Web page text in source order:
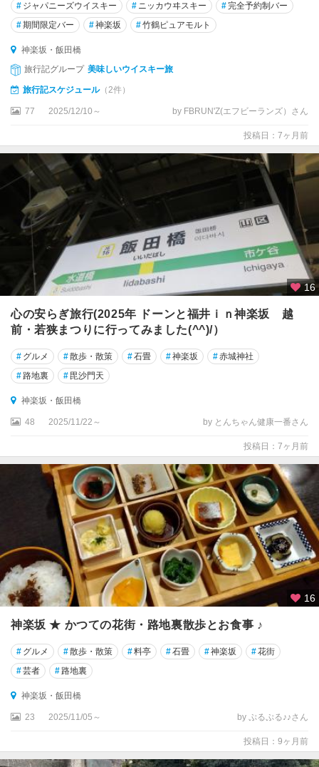
・
大
・
蒲
田
吉
寺
中
高
尾
八
王
子
・
田
立
・
青
梅
・
あ
き
野
豆
諸
小
# ジャパニーズウイスキー # ニッカウヰスキー #完全予約制バー
#期間限定バー #神楽坂 #竹鶴ピュアモルト
神楽坂・飯田橋
旅行記グループ 美味しいウイスキー旅
旅行記スケジュール（2件）
77 2025/12/10～ by FBRUN'Z(エフビーランズ）さん
投稿日：7ヶ月前
16
心の安らぎ旅行(2025年 ドーンと福井ｉｎ神楽坂 越
前・若狭まつりに行ってみました(^^)/）
# グルメ #散歩・散策 #石畳 #神楽坂 #赤城神社
#路地裏 #毘沙門天
神楽坂・飯田橋
48 2025/11/22～ by とんちゃん健康一番さん
投稿日：7ヶ月前
16
神楽坂 ★ かつての花街・路地裏散歩とお食事 ♪
# グルメ #散歩・散策 #料亭 #石畳 #神楽坂 #花街
#芸者 #路地裏
神楽坂・飯田橋
23 2025/11/05～ by ぷるぷる♪♪さん
投稿日：9ヶ月前